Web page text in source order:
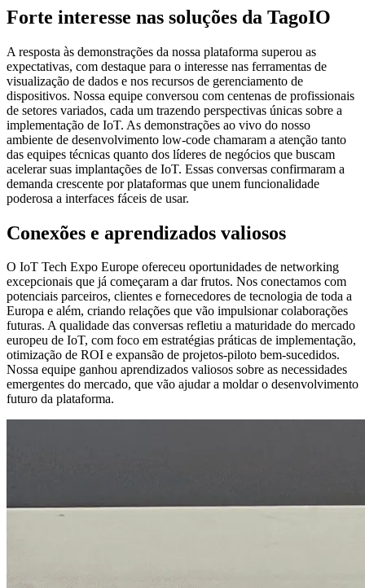
Forte interesse nas soluções da TagoIO
A resposta às demonstrações da nossa plataforma superou as
expectativas, com destaque para o interesse nas ferramentas de
visualização de dados e nos recursos de gerenciamento de
dispositivos. Nossa equipe conversou com centenas de profissionais
de setores variados, cada um trazendo perspectivas únicas sobre a
implementação de IoT. As demonstrações ao vivo do nosso
ambiente de desenvolvimento low-code chamaram a atenção tanto
das equipes técnicas quanto dos líderes de negócios que buscam
acelerar suas implantações de IoT. Essas conversas confirmaram a
demanda crescente por plataformas que unem funcionalidade
poderosa a interfaces fáceis de usar.
Conexões e aprendizados valiosos
O IoT Tech Expo Europe ofereceu oportunidades de networking
excepcionais que já começaram a dar frutos. Nos conectamos com
potenciais parceiros, clientes e fornecedores de tecnologia de toda a
Europa e além, criando relações que vão impulsionar colaborações
futuras. A qualidade das conversas refletiu a maturidade do mercado
europeu de IoT, com foco em estratégias práticas de implementação,
otimização de ROI e expansão de projetos-piloto bem-sucedidos.
Nossa equipe ganhou aprendizados valiosos sobre as necessidades
emergentes do mercado, que vão ajudar a moldar o desenvolvimento
futuro da plataforma.